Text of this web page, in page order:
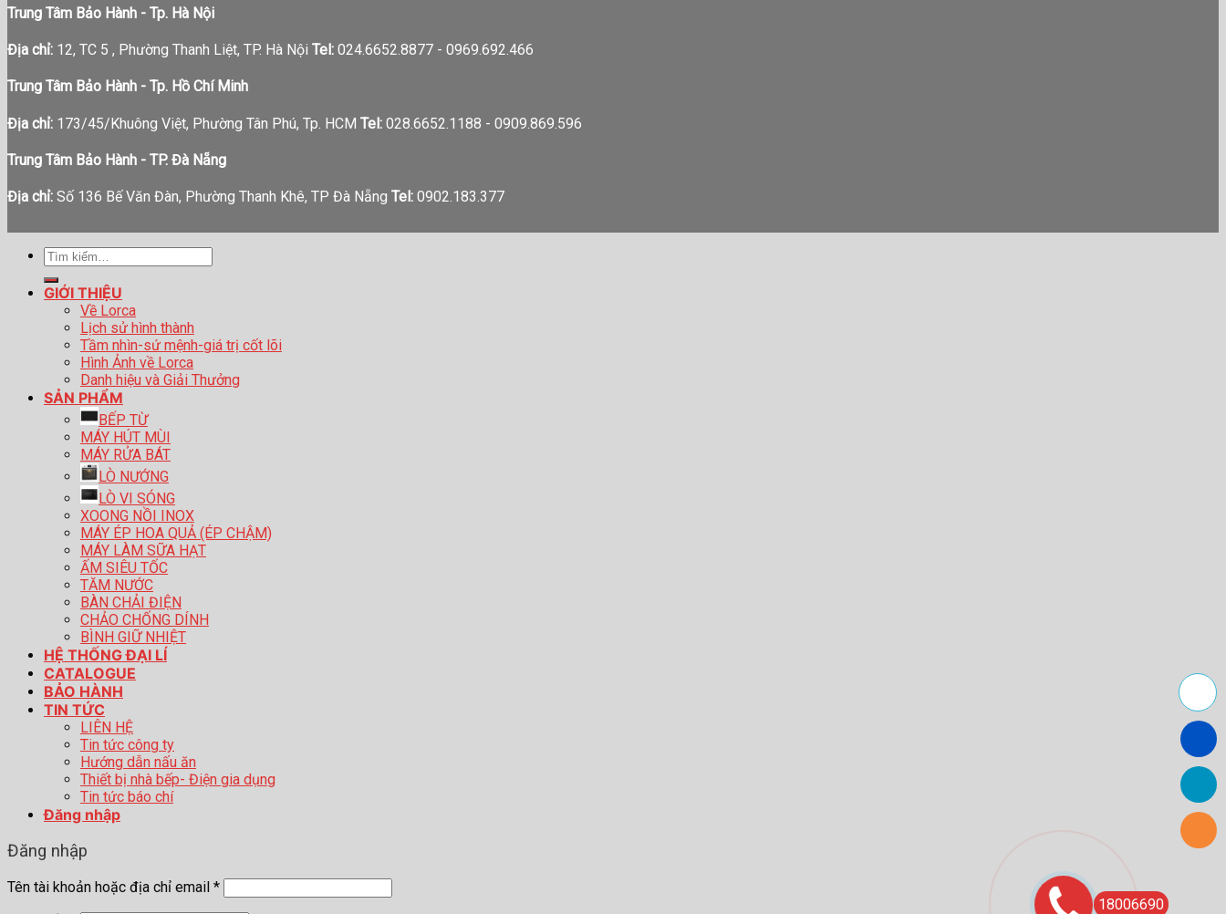
Trung Tâm Bảo Hành - Tp. Hà Nội
Địa chỉ: 12, TC 5 , Phường Thanh Liệt, TP. Hà Nội Tel: 024.6652.8877 - 0969.692.466
Trung Tâm Bảo Hành - Tp. Hồ Chí Minh
Địa chỉ: 173/45/Khuông Việt, Phường Tân Phú, Tp. HCM Tel: 028.6652.1188 - 0909.869.596
Trung Tâm Bảo Hành - TP. Đà Nẵng
Địa chỉ: Số 136 Bế Văn Đàn, Phường Thanh Khê, TP Đà Nẵng Tel: 0902.183.377
Tìm
GIỚI THIỆU
Về Lorca
Lịch sử hình thành
Tầm nhìn-sứ mệnh-giá trị cốt lõi
Hình Ảnh về Lorca
Danh hiệu và Giải Thưởng
SẢN PHẨM
BẾP TỪ
MÁY HÚT MÙI
MÁY RỬA BÁT
LÒ NƯỚNG
LÒ VI SÓNG
XOONG NỒI INOX
MÁY ÉP HOA QUẢ (ÉP CHẬM)
MÁY LÀM SỮA HẠT
ẤM SIÊU TỐC
TĂM NƯỚC
BÀN CHẢI ĐIỆN
CHẢO CHỐNG DÍNH
BÌNH GIỮ NHIỆT
HỆ THỐNG ĐẠI LÍ
CATALOGUE
BẢO HÀNH
TIN TỨC
LIÊN HỆ
Tin tức công ty
Hướng dẫn nấu ăn
Thiết bị nhà bếp- Điện gia dụng
Tin tức báo chí
Đăng nhập
Đăng nhập
Tên tài khoản hoặc địa chỉ email *
18006690